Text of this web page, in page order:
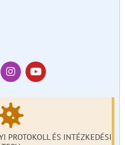
PROTOKOLL ÉS INTÉZKEDÉSI